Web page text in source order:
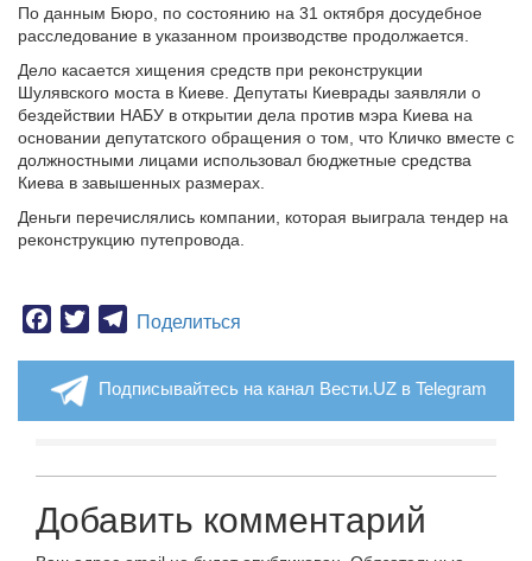
По данным Бюро, по состоянию на 31 октября досудебное
расследование в указанном производстве продолжается.
Дело касается хищения средств при реконструкции
Шулявского моста в Киеве. Депутаты Киеврады заявляли о
бездействии НАБУ в открытии дела против мэра Киева на
основании депутатского обращения о том, что Кличко вместе с
должностными лицами использовал бюджетные средства
Киева в завышенных размерах.
Деньги перечислялись компании, которая выиграла тендер на
реконструкцию путепровода.
Facebook
TwitterTelegram
Поделиться
Подписывайтесь на канал Вести.UZ в Telegram
Добавить комментарий